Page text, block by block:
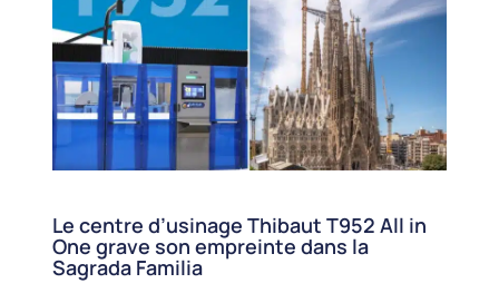
Le centre d’usinage Thibaut T952 All in
One grave son empreinte dans la
Sagrada Familia